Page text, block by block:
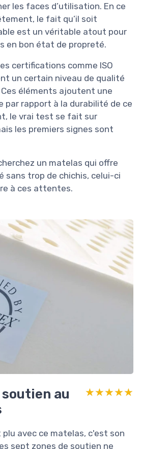
les faces d’utilisation. En ce
le fait qu’il soit
est un véritable atout pour
en bon état de propreté.
certifications comme ISO
un certain niveau de qualité
éléments ajoutent une
par rapport à la durabilité de ce
le vrai test se fait sur
les premiers signes sont
un matelas qui offre
sans trop de chichis, celui-ci
à ces attentes.
au
★★★★★
★★★★★
plu avec ce matelas, c'est son
sept zones de soutien ne